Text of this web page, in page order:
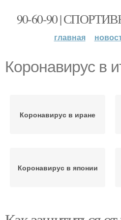
90-60-90 |
главная
Коронавирус в
Коронавирус в иране
Коронавирус в японии